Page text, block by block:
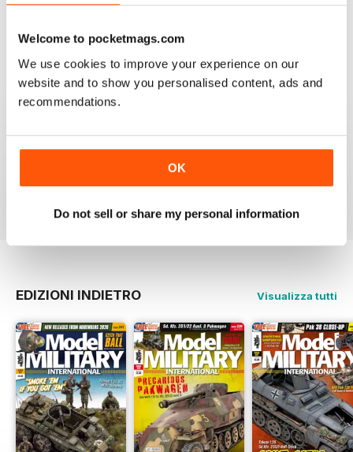
Welcome to pocketmags.com
We use cookies to improve your experience on our
website and to show you personalised content, ads and
recommendations.
OK
Do not sell or share my personal information
ONLY MAG
Very excellent new magazine. I only get the AFV
edition and love it. Its full of all kinds of info I can use
on a daily basis.
who want a quality product and not waste there money
on a magazine that is chock full of advertisements and
Recensito 03 novembre 2011
EDIZIONI INDIETRO Visualizza tutti